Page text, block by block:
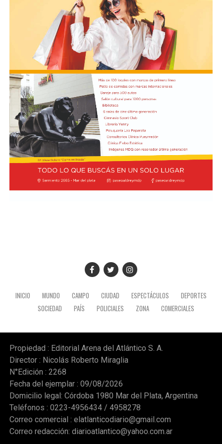
INICIO MUNDO CAMPO CIUDAD ESPECTÁCULOS
DEPORTES
SOCIEDAD
PAÍS POLICIALES ZONA COMERCIALES
Propiedad : Editorial Arena del Atlántico S. A.
Director : Nicolás Roberto Miraglia
N°Edición : 2268
Fecha del ejemplar : 09/08/2026
Domicilio legal: Córdoba 1980 Mar del Plata, Argentina
Teléfonos : 0223-4956434 / 4958278
Correo comercial : elatlanticodiario@gmail.com
Correo redacción: diarioatlantico@yahoo.com.ar